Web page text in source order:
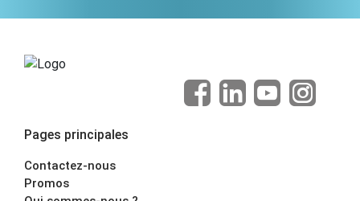
Pages principales
Contactez-nous
Promos